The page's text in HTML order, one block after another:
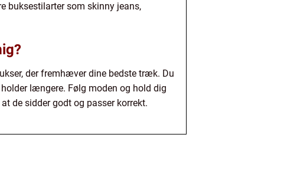
buksestilarter som skinny jeans,
der fremhæver dine bedste træk. Du
længere. Følg moden og hold dig
de sidder godt og passer korrekt.